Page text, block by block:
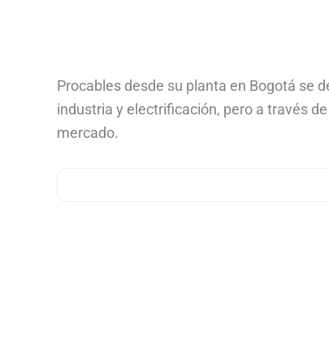
Procables desde su planta en Bogotá se
industria y electrificación, pero a través
mercado.